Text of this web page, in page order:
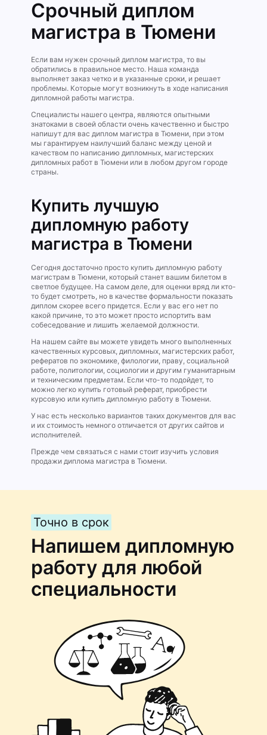
Срочный диплом
магистра в Тюмени
Если вам нужен срочный диплом магистра, то вы
обратились в правильное место. Наша команда
выполняет заказ четко и в указанные сроки, и решает
проблемы. Которые могут возникнуть в ходе написания
дипломной работы магистра.
Специалисты нашего центра, являются опытными
знатоками в своей области очень качественно и быстро
напишут для вас диплом магистра в Тюмени, при этом
мы гарантируем наилучший баланс между ценой и
качеством по написанию дипломных, магистерских
дипломных работ в Тюмени или в любом другом городе
страны.
Купить лучшую
дипломную работу
магистра в Тюмени
Сегодня достаточно просто купить дипломную работу
магистрам в Тюмени, который станет вашим билетом в
светлое будущее. На самом деле, для оценки вряд ли кто-
то будет смотреть, но в качестве формальности показать
диплом скорее всего придется. Если у вас его нет по
какой причине, то это может просто испортить вам
собеседование и лишить желаемой должности.
На нашем сайте вы можете увидеть много выполненных
качественных курсовых, дипломных, магистерских работ,
рефератов по экономике, филологии, праву, социальной
работе, политологии, социологии и другим гуманитарным
и техническим предметам. Если что-то подойдет, то
можно легко купить готовый реферат, приобрести
курсовую или купить дипломную работу в Тюмени.
У нас есть несколько вариантов таких документов для вас
и их стоимость немного отличается от других сайтов и
исполнителей.
Прежде чем связаться с нами стоит изучить условия
продажи диплома магистра в Тюмени.
Точно в срок
Напишем дипломную
работу для любой
специальности